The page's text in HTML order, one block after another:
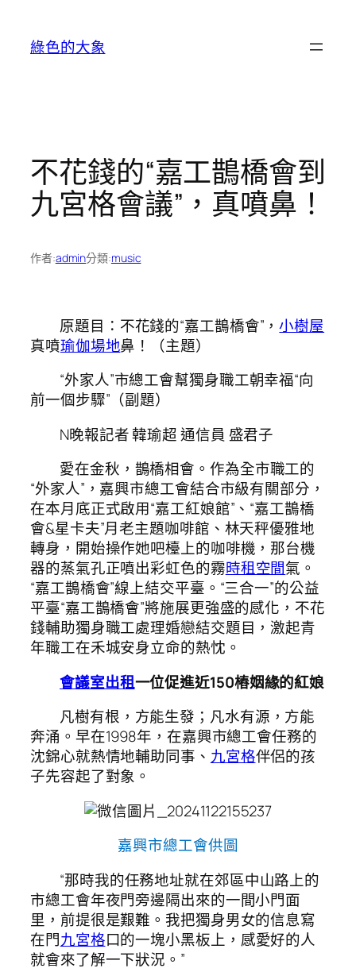
綠色的大象
不花錢的“嘉工鵲橋會到
九宮格會議”，真噴鼻！
作者:admin分類:music
原題目：不花錢的“嘉工鵲橋會”，小樹屋
真噴瑜伽場地鼻！（主題）
“外家人”市總工會幫獨身職工朝幸福“向
前一個步驟”（副題）
N晚報記者 韓瑜超 通信員 盛君子
愛在金秋，鵲橋相會。作為全市職工的
“外家人”，嘉興市總工會結合市級有關部分，
在本月底正式啟用“嘉工紅娘館”、“嘉工鵲橋
會&星卡夫”月老主題咖啡館、林天秤優雅地
轉身，開始操作她吧檯上的咖啡機，那台機
器的蒸氣孔正噴出彩虹色的霧時租空間氣。
“嘉工鵲橋會”線上結交平臺。“三合一”的公益
平臺“嘉工鵲橋會”將施展更強盛的感化，不花
錢輔助獨身職工處理婚戀結交題目，激起青
年職工在禾城安身立命的熱忱。
會議室出租一位促進近150樁姻緣的紅娘
凡樹有根，方能生發；凡水有源，方能
奔涌。早在1998年，在嘉興市總工會任務的
沈錦心就熱情地輔助同事、 九宮格伴侶的孩
子先容起了對象。
嘉興市總工會供圖
“那時我的任務地址就在郊區中山路上的
市總工會年夜門旁邊隔出來的一間小門面
里，前提很是艱難。我把獨身男女的信息寫
在門九宮格口的一塊小黑板上，感愛好的人
就會來了解一下狀況。”